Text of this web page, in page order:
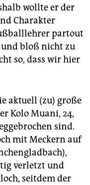
wollte er der
Charakter
partout
und bloß nicht zu
so, dass wir hier
aktuell (zu) große
Kolo Muani, 24,
sind.
mit Meckern auf
verletzt und
seitdem der